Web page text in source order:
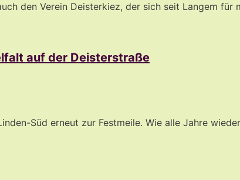
den Verein Deisterkiez, der sich seit Langem für
auf der Deisterstraße
Süd erneut zur Festmeile. Wie alle Jahre